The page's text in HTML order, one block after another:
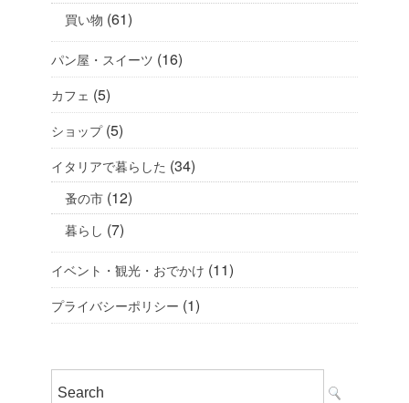
買い物 (61)
パン屋・スイーツ (16)
カフェ (5)
ショップ(5)
イタリアで暮らした (34)
蚤の市 (12)
暮らし (7)
イベント・観光・おでかけ (11)
プライバシーポリシー (1)